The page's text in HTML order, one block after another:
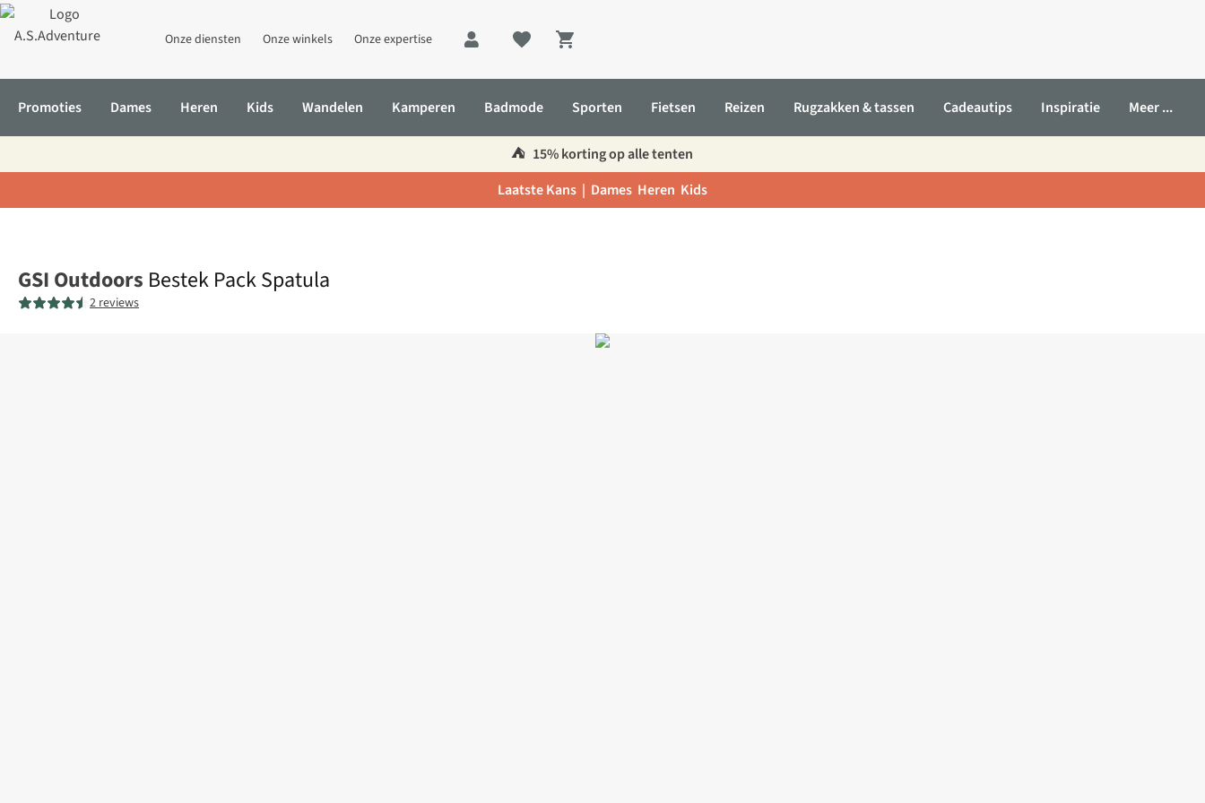
Onze diensten Onze winkels Onze expertise
Shopping cart
Promoties Dames Heren Kids Wandelen Kamperen Badmode Sporten Fietsen Reizen Rugzakken & tassen Cadeautips Inspiratie Meer ...
⛺️ 15% korting op alle tenten
Laatste Kans | Dames Heren Kids
GSI Outdoors Bestek Pack Spatula
2 reviews